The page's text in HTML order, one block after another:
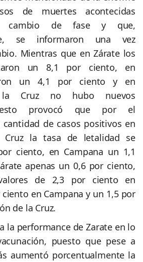
de muertes acontecidas
cambio de fase y que,
se informaron una vez
Mientras que en Zárate los
un 8,1 por ciento, en
un 4,1 por ciento y en
la Cruz no hubo nuevos
esto provocó que por el
de casos positivos en
Cruz la tasa de letalidad se
ciento, en Campana un 1,1
apenas un 0,6 por ciento,
de 2,3 por ciento en
en Campana y un 1,5 por
de la Cruz.
la performance de Zarate en lo
puesto que pese a
aumentó porcentualmente la